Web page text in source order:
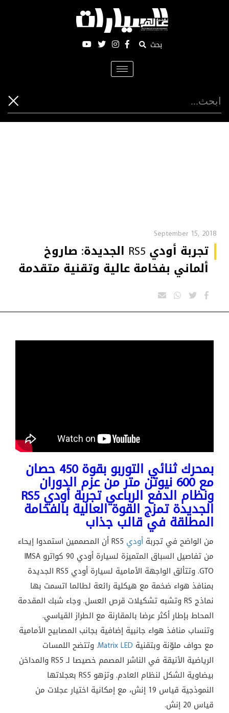
بحث
Toggle
navigation
September 15, 2018
تجربة أودي RS5 الجديدة: صاروخ
ألماني بفخامة عالية وتقنية متقدمة
بمحركثنائي التوربوبقوة450 حصان
مع600 نيوتنمترمنعزم الدوران
ونظام الدفعالرباعيتجربةأوديRS5
الجديدةتمزج القوةالعاليةبالفخامة
المطلقة فيقالبجذاب
من الواضح في تجربة أودي
إيحاء
من تفاصيل السباق المتميزة لسيارة أودي كواترو IMSA
GTO. وتتألق الواجهة الأمامية لسيارة أودي
الجديدة
بمنافذ هواء ضخمة مع هيكلية رائعة لطالما اتسمت بها
نماذج
وتشبه تشكيلات قرص العسل.وجاء شبك المقدمة
المحاط بإطارأكثر عرضا بالمقارنة مع الطراز القياسي.
وتنساب منافذ هواء جانبية إضافية بجانب المصابيح الأمامية
مع حواف ملوّنة وبتقنية .وتتضح اللمسات
الرياضية الأنيقة في الناشر المصمم خصيصا لـRS5
والمداخن
بيضاوية الشكل لنظام العادم.وتزهو
بعجلاتها
النموذجية قياس إنش، مع إمكانية اختيار عجلات من
قياس
إنش.